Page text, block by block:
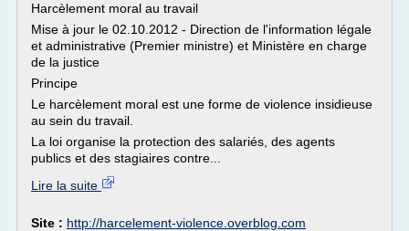
Harcèlement moral au travail
Mise à jour le 02.10.2012 - Direction de l'information légale
et administrative (Premier ministre) et Ministère en charge
de la justice
Principe
Le harcèlement moral est une forme de violence insidieuse
au sein du travail.
La loi organise la protection des salariés, des agents
publics et des stagiaires contre...
Lire la suite
Site : http://harcelement-violence.overblog.com